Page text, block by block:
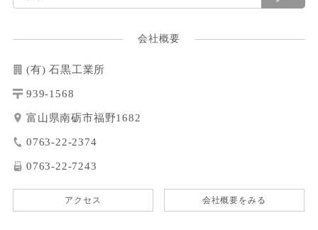
会社概要
(有) 石黒工業所
939-1568
富山県南砺市福野1682
0763-22-2374
0763-22-7243
アクセス 会社概要をみる